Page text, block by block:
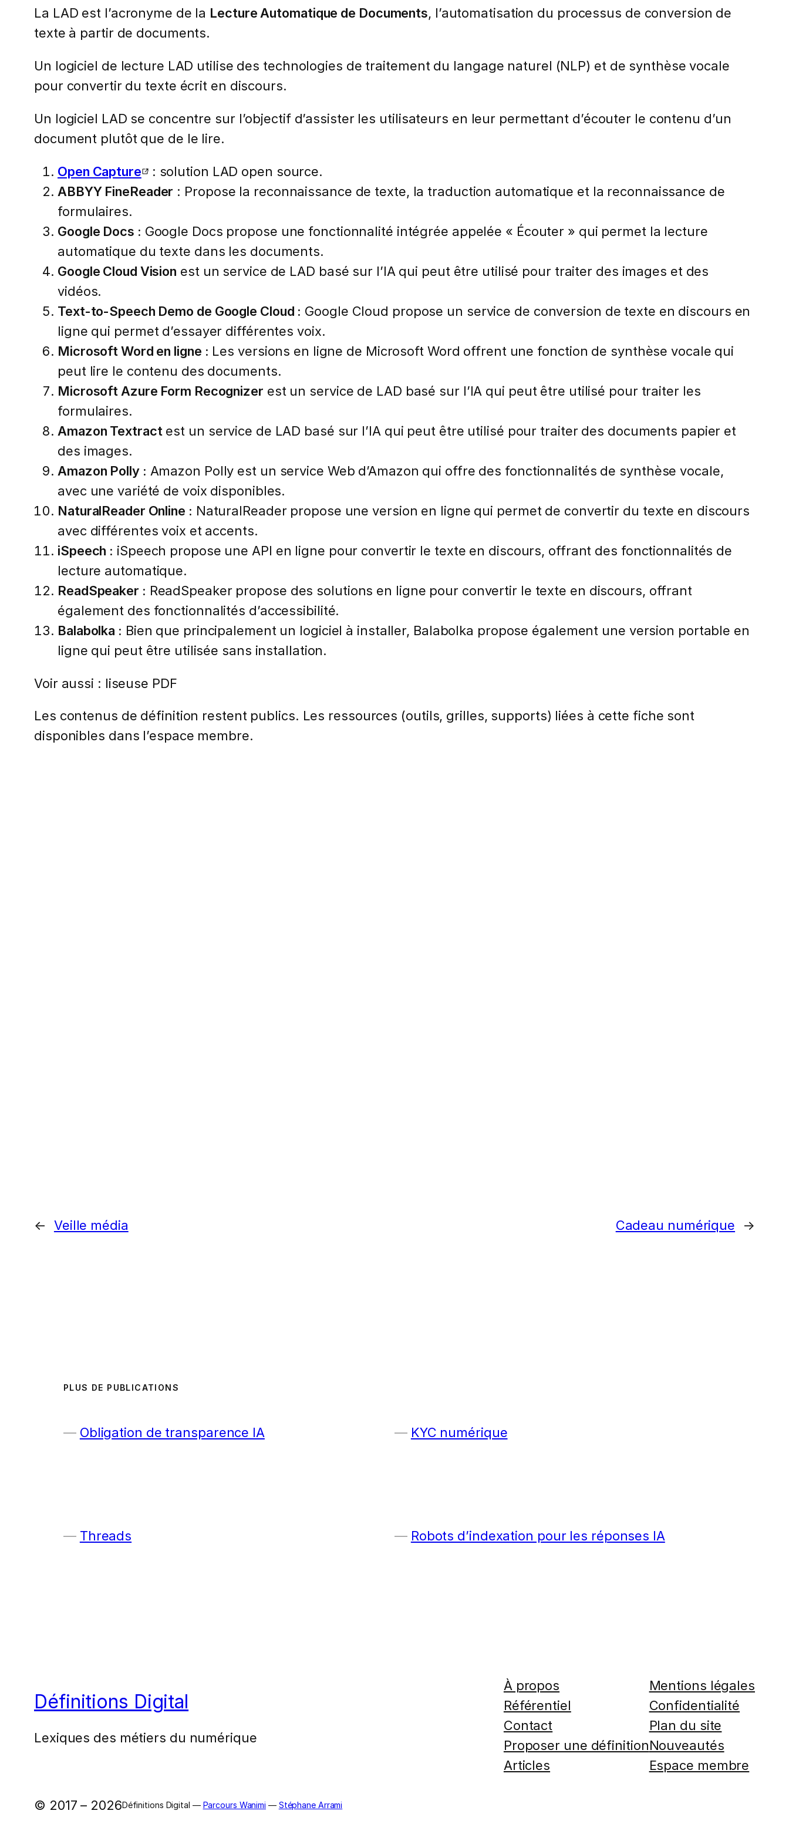
La LAD est l’acronyme de la Lecture Automatique de Documents, l’automatisation du processus de conversion de
texte à partir de documents.
Un logiciel de lecture LAD utilise des technologies de traitement du langage naturel (NLP) et de synthèse vocale
pour convertir du texte écrit en discours.
Un logiciel LAD se concentre sur l’objectif d’assister les utilisateurs en leur permettant d’écouter le contenu d’un
document plutôt que de le lire.
Open Capture : solution LAD open source.
ABBYY FineReader : Propose la reconnaissance de texte, la traduction automatique et la reconnaissance de
formulaires.
Google Docs : Google Docs propose une fonctionnalité intégrée appelée « Écouter » qui permet la lecture
automatique du texte dans les documents.
Google Cloud Vision est un service de LAD basé sur l’IA qui peut être utilisé pour traiter des images et des
vidéos.
Text-to-Speech Demo de Google Cloud : Google Cloud propose un service de conversion de texte en discours en
ligne qui permet d’essayer différentes voix.
Microsoft Word en ligne : Les versions en ligne de Microsoft Word offrent une fonction de synthèse vocale qui
peut lire le contenu des documents.
Microsoft Azure Form Recognizer est un service de LAD basé sur l’IA qui peut être utilisé pour traiter les
formulaires.
Amazon Textract est un service de LAD basé sur l’IA qui peut être utilisé pour traiter des documents papier et
des images.
Amazon Polly : Amazon Polly est un service Web d’Amazon qui offre des fonctionnalités de synthèse vocale,
avec une variété de voix disponibles.
NaturalReader Online : NaturalReader propose une version en ligne qui permet de convertir du texte en discours
avec différentes voix et accents.
iSpeech : iSpeech propose une API en ligne pour convertir le texte en discours, offrant des fonctionnalités de
lecture automatique.
ReadSpeaker : ReadSpeaker propose des solutions en ligne pour convertir le texte en discours, offrant
également des fonctionnalités d’accessibilité.
Balabolka : Bien que principalement un logiciel à installer, Balabolka propose également une version portable en
ligne qui peut être utilisée sans installation.
Voir aussi : liseuse PDF
Les contenus de définition restent publics. Les ressources (outils, grilles, supports) liées à cette fiche sont
disponibles dans l’espace membre.
← Veille média Cadeau numérique →
PLUS DE PUBLICATIONS
Obligation de transparence IA KYC numérique
Threads Robots d’indexation pour les réponses IA
Définitions Digital
Lexiques des métiers du numérique
À propos
Référentiel
Contact
Proposer une définition
Articles
Mentions légales
Confidentialité
Plan du site
Nouveautés
Espace membre
© 2017 – 2026Définitions Digital — Parcours Wanimi — Stéphane Arrami